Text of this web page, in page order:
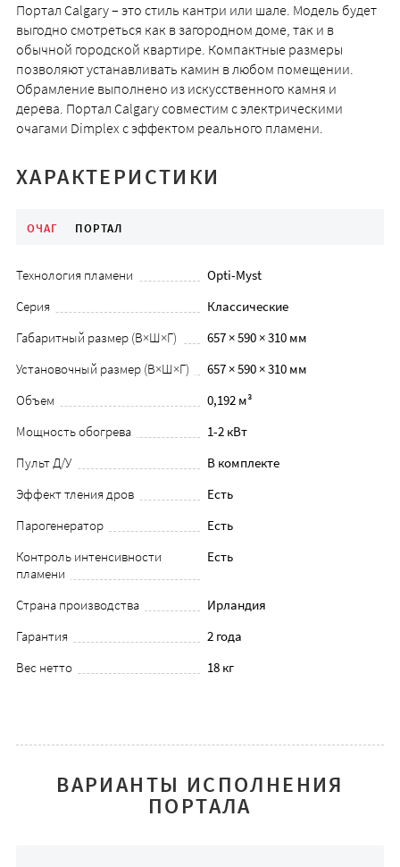
Портал Calgary – это стиль кантри или шале. Модель будет
выгодно смотреться как в загородном доме, так и в
обычной городской квартире. Компактные размеры
позволяют устанавливать камин в любом помещении.
Обрамление выполнено из искусственного камня и
дерева. Портал Calgary совместим с электрическими
очагами Dimplex с эффектом реального пламени.
ХАРАКТЕРИСТИКИ
ОЧАГ ПОРТАЛ
Технология пламени
Opti-Myst
Серия
Классические
Габаритный размер (В×Ш×Г)
657 × 590 × 310 мм
Установочный размер (В×Ш×Г)
657 × 590 × 310 мм
Объем
0,192 м³
Мощность обогрева
1-2 кВт
Пульт Д/У
В комплекте
Эффект тления дров
Есть
Парогенератор
Есть
Контроль интенсивности
пламени
Есть
Страна производства
Ирландия
Гарантия
2 года
Вес нетто
18 кг
ВАРИАНТЫ ИСПОЛНЕНИЯ
ПОРТАЛА